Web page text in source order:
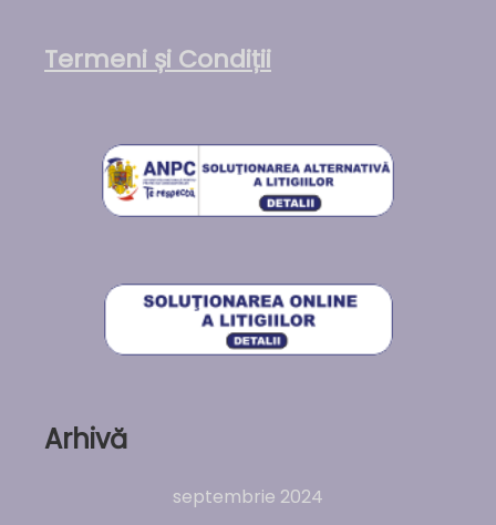
Termeni și Condiții
Arhivă
septembrie 2024